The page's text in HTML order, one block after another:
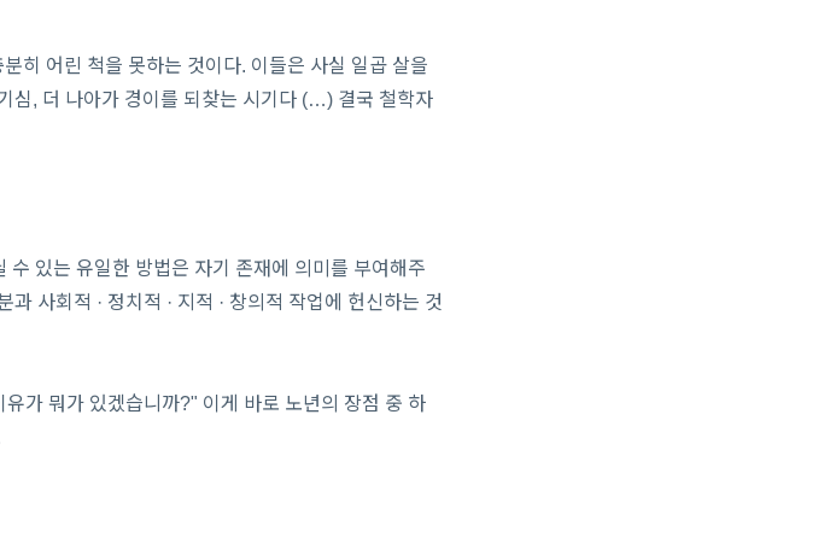
히 어린 척을 못하는 것이다. 이들은 사실 일곱 살을
심, 더 나아가 경이를 되찾는 시기다 (…) 결국 철학자
있는 유일한 방법은 자기 존재에 의미를 부여해주
사회적 · 정치적 · 지적 · 창의적 작업에 헌신하는 것
가 뭐가 있겠습니까?" 이게 바로 노년의 장점 중 하